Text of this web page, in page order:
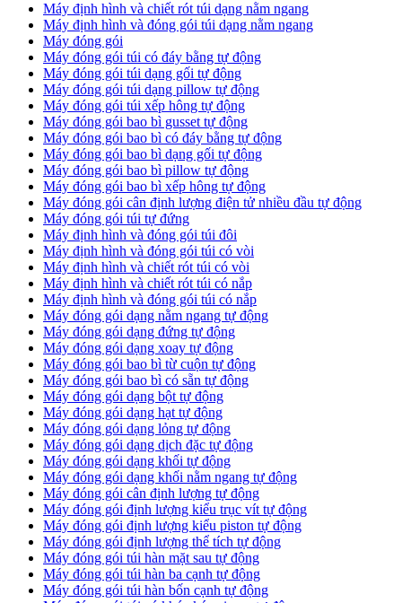
Máy định hình và chiết rót túi dạng nằm ngang
Máy định hình và đóng gói túi dạng nằm ngang
Máy đóng gói
Máy đóng gói túi có đáy bằng tự động
Máy đóng gói túi dạng gối tự động
Máy đóng gói túi dạng pillow tự động
Máy đóng gói túi xếp hông tự động
Máy đóng gói bao bì gusset tự động
Máy đóng gói bao bì có đáy bằng tự động
Máy đóng gói bao bì dạng gối tự động
Máy đóng gói bao bì pillow tự động
Máy đóng gói bao bì xếp hông tự động
Máy đóng gói cân định lượng điện tử nhiều đầu tự động
Máy đóng gói túi tự đứng
Máy định hình và đóng gói túi đôi
Máy định hình và đóng gói túi có vòi
Máy định hình và chiết rót túi có vòi
Máy định hình và chiết rót túi có nắp
Máy định hình và đóng gói túi có nắp
Máy đóng gói dạng nằm ngang tự động
Máy đóng gói dạng đứng tự động
Máy đóng gói dạng xoay tự động
Máy đóng gói bao bì từ cuộn tự động
Máy đóng gói bao bì có sẵn tự động
Máy đóng gói dạng bột tự động
Máy đóng gói dạng hạt tự động
Máy đóng gói dạng lỏng tự động
Máy đóng gói dạng dịch đặc tự động
Máy đóng gói dạng khối tự động
Máy đóng gói dạng khối nằm ngang tự động
Máy đóng gói cân định lượng tự động
Máy đóng gói định lượng kiểu trục vít tự động
Máy đóng gói định lượng kiểu piston tự động
Máy đóng gói định lượng thể tích tự động
Máy đóng gói túi hàn mặt sau tự động
Máy đóng gói túi hàn ba cạnh tự động
Máy đóng gói túi hàn bốn cạnh tự động